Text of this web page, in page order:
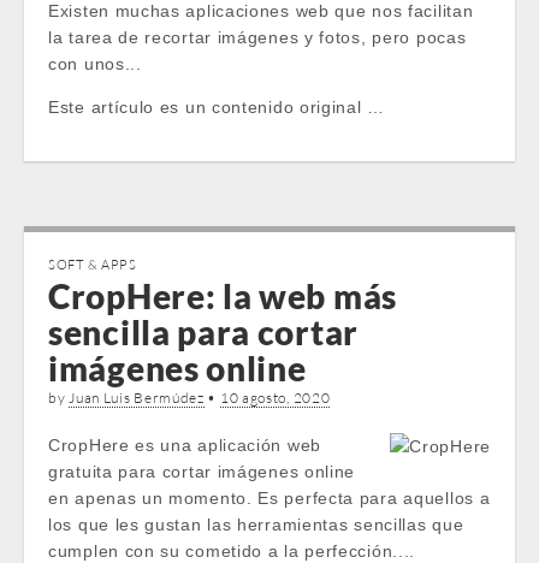
Existen muchas aplicaciones web que nos facilitan
la tarea de recortar imágenes y fotos, pero pocas
con unos...
Este artículo es un contenido original …
SOFT & APPS
CropHere: la web más
sencilla para cortar
imágenes online
byJuan Luis Bermúdez • 10 agosto, 2020
CropHere es una aplicación web
gratuita para cortar imágenes online
en apenas un momento. Es perfecta para aquellos a
los que les gustan las herramientas sencillas que
cumplen con su cometido a la perfección....